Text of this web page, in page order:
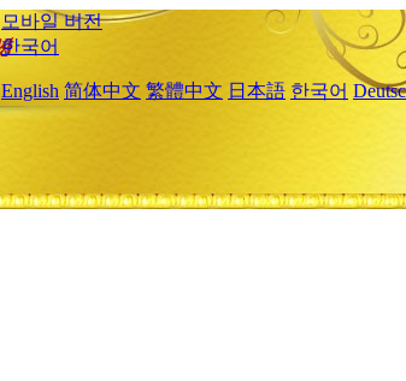
모바일 버전
한국어
English 简体中文 繁體中文 日本語 한국어